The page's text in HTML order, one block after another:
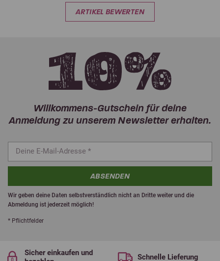
ARTIKEL BEWERTEN
Willkommens-Gutschein für deine
Anmeldung zu unserem Newsletter erhalten.
ABSENDEN
Wir geben deine Daten selbstverständlich nicht an Dritte weiter und die
Abmeldung ist jederzeit möglich!
* Pflichtfelder
Sicher einkaufen und
Schnelle Lieferung